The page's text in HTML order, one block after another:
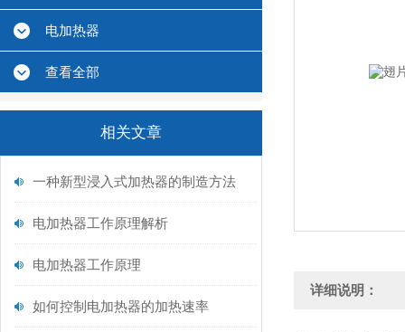
电加热器
查看全部
相关文章
一种新型浸入式加热器的制造方法
电加热器工作原理解析
电加热器工作原理
如何控制电加热器的加热速率
详细说明：